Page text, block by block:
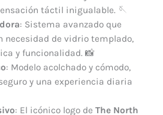
táctil inigualable. 🪡
: Sistema avanzado que
necesidad de vidrio templado,
y funcionalidad. 📸
: Modelo acolchado y cómodo,
y una experiencia diaria
: El icónico logo de The North